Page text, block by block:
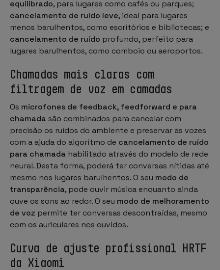
equilibrado, para lugares como cafés ou parques;
cancelamento de ruído leve, ideal para lugares
menos barulhentos, como escritórios e bibliotecas; e
cancelamento de ruído profundo, perfeito para
lugares barulhentos, como comboio ou aeroportos.
Chamadas mais claras com
filtragem de voz em camadas
Os microfones de feedback, feedforward e para
chamada são combinados para cancelar com
precisão os ruídos do ambiente e preservar as vozes
com a ajuda do algoritmo de cancelamento de ruído
para chamada habilitado através do modelo de rede
neural. Desta forma, poderá ter conversas nítidas até
mesmo nos lugares barulhentos. O seu modo de
transparência, pode ouvir música enquanto ainda
ouve os sons ao redor. O seu modo de melhoramento
de voz permite ter conversas descontraídas, mesmo
com os auriculares nos ouvidos.
Curva de ajuste profissional HRTF
da Xiaomi